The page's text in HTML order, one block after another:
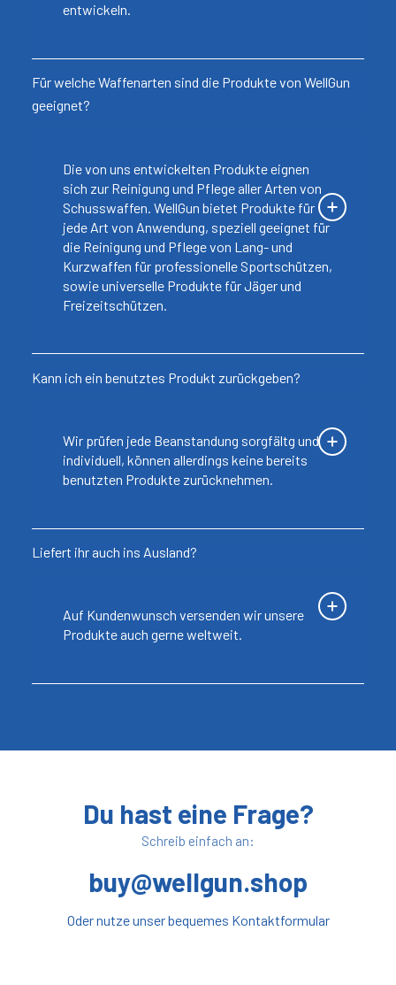
entwickeln.
Für welche Waffenarten sind die Produkte von WellGun
geeignet?
Die von uns entwickelten Produkte eignen
sich zur Reinigung und Pflege aller Arten von
Schusswaffen. WellGun bietet Produkte für
jede Art von Anwendung, speziell geeignet für
die Reinigung und Pflege von Lang- und
Kurzwaffen für professionelle Sportschützen,
sowie universelle Produkte für Jäger und
Freizeitschützen.
Kann ich ein benutztes Produkt zurückgeben?
Wir prüfen jede Beanstandung sorgfältg und
individuell, können allerdings keine bereits
benutzten Produkte zurücknehmen.
Liefert ihr auch ins Ausland?
Auf Kundenwunsch versenden wir unsere
Produkte auch gerne weltweit.
Du hast eine Frage?
Schreib einfach an:
buy@wellgun.shop
Oder nutze unser bequemes Kontaktformular